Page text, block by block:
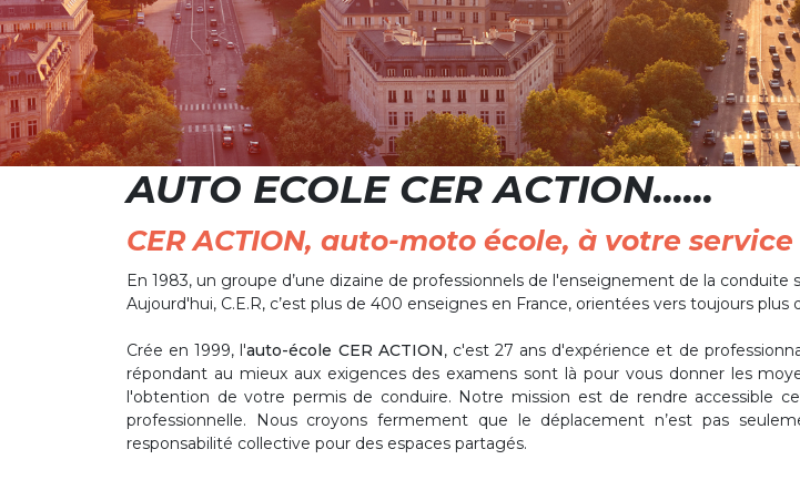
AUTO ECOLE CER ACTION......
CER ACTION, auto-moto école, à votre
En 1983, un groupe d’une dizaine de professionnels de l'enseignement de la
Aujourd'hui, C.E.R, c’est plus de 400 enseignes en France, orientées vers toujours
Crée en 1999, l'auto-école CER ACTION, c'est 27 ans d'expérience et de
répondant au mieux aux exigences des examens sont là pour vous donner les
l'obtention de votre permis de conduire. Notre mission est de rendre accessible
professionnelle. Nous croyons fermement que le déplacement n’est pas
responsabilité collective pour des espaces partagés.